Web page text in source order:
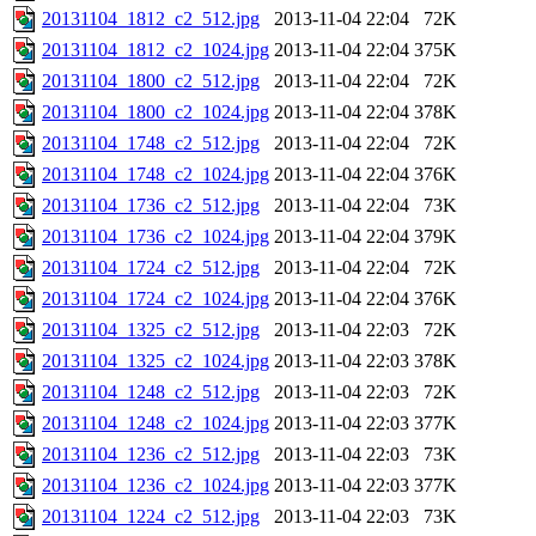
20131104_1812_c2_512.jpg
2013-11-04 22:04
72K
20131104_1812_c2_1024.jpg 2013-11-04 22:04 375K
20131104_1800_c2_512.jpg
2013-11-04 22:04
72K
20131104_1800_c2_1024.jpg 2013-11-04 22:04 378K
20131104_1748_c2_512.jpg
2013-11-04 22:04
72K
20131104_1748_c2_1024.jpg 2013-11-04 22:04 376K
20131104_1736_c2_512.jpg
2013-11-04 22:04
73K
20131104_1736_c2_1024.jpg 2013-11-04 22:04 379K
20131104_1724_c2_512.jpg
2013-11-04 22:04
72K
20131104_1724_c2_1024.jpg 2013-11-04 22:04 376K
20131104_1325_c2_512.jpg
2013-11-04 22:03
72K
20131104_1325_c2_1024.jpg 2013-11-04 22:03 378K
20131104_1248_c2_512.jpg
2013-11-04 22:03
72K
20131104_1248_c2_1024.jpg 2013-11-04 22:03 377K
20131104_1236_c2_512.jpg
2013-11-04 22:03
73K
20131104_1236_c2_1024.jpg 2013-11-04 22:03 377K
20131104_1224_c2_512.jpg
2013-11-04 22:03
73K